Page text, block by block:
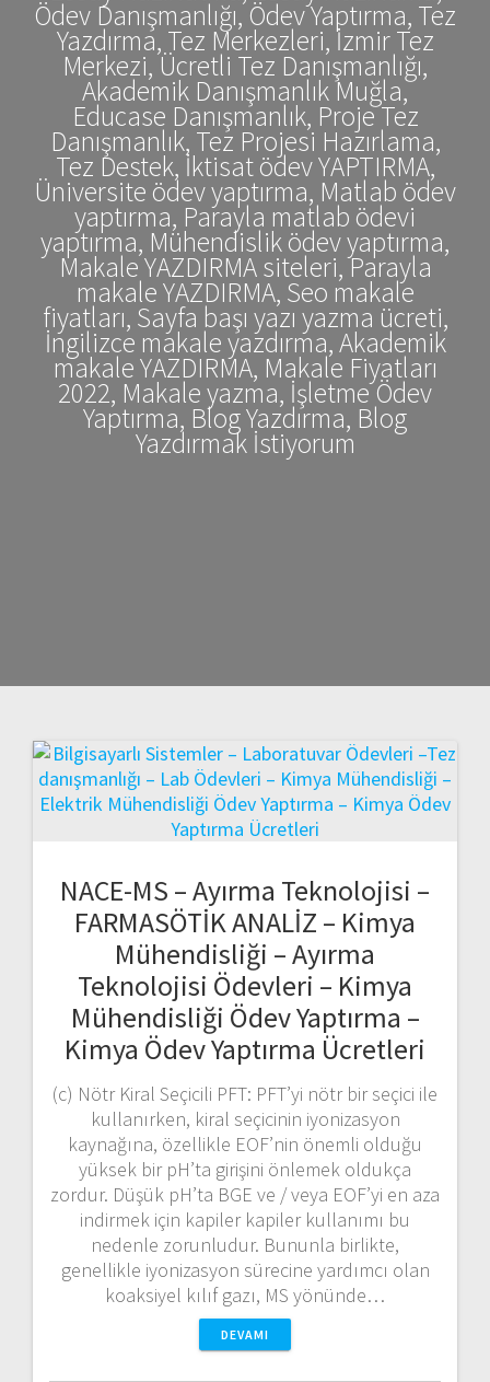
Ödev Danışmanlığı, Ödev Yaptırma, Tez
Yazdırma, Tez Merkezleri, İzmir Tez
Merkezi, Ücretli Tez Danışmanlığı,
Akademik Danışmanlık Muğla,
Educase Danışmanlık, Proje Tez
Danışmanlık, Tez Projesi Hazırlama,
Tez Destek, İktisat ödev YAPTIRMA,
Üniversite ödev yaptırma, Matlab ödev
yaptırma, Parayla matlab ödevi
yaptırma, Mühendislik ödev yaptırma,
Makale YAZDIRMA siteleri, Parayla
makale YAZDIRMA, Seo makale
fiyatları, Sayfa başı yazı yazma ücreti,
İngilizce makale yazdırma, Akademik
makale YAZDIRMA, Makale Fiyatları
2022, Makale yazma, İşletme Ödev
Yaptırma, Blog Yazdırma, Blog
Yazdırmak İstiyorum
NACE-MS – Ayırma Teknolojisi –
FARMASÖTİK ANALİZ – Kimya
Mühendisliği – Ayırma
Teknolojisi Ödevleri – Kimya
Mühendisliği Ödev Yaptırma –
Kimya Ödev Yaptırma Ücretleri
(c) Nötr Kiral Seçicili PFT: PFT’yi nötr bir seçici ile
kullanırken, kiral seçicinin iyonizasyon
kaynağına, özellikle EOF’nin önemli olduğu
yüksek bir pH’ta girişini önlemek oldukça
zordur. Düşük pH’ta BGE ve / veya EOF’yi en aza
indirmek için kapiler kapiler kullanımı bu
nedenle zorunludur. Bununla birlikte,
genellikle iyonizasyon sürecine yardımcı olan
koaksiyel kılıf gazı, MS yönünde…
DEVAMI